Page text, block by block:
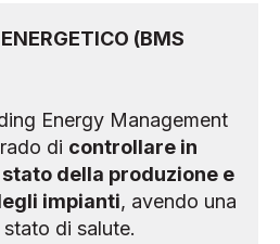
(BMS
Energy Management
di controllare in
della produzione e
impianti, avendo una
di salute.